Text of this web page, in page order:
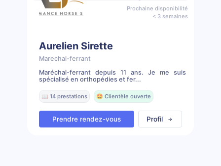
Prochaine disponibilité
< 3 semaines
Aurelien Sirette
Marechal-ferrant
Maréchal-ferrant depuis 11 ans. Je me suis
spécialisé en orthopédies et fer...
📖 14 prestations 🤩 Clientèle ouverte
Prendre rendez-vous Profil